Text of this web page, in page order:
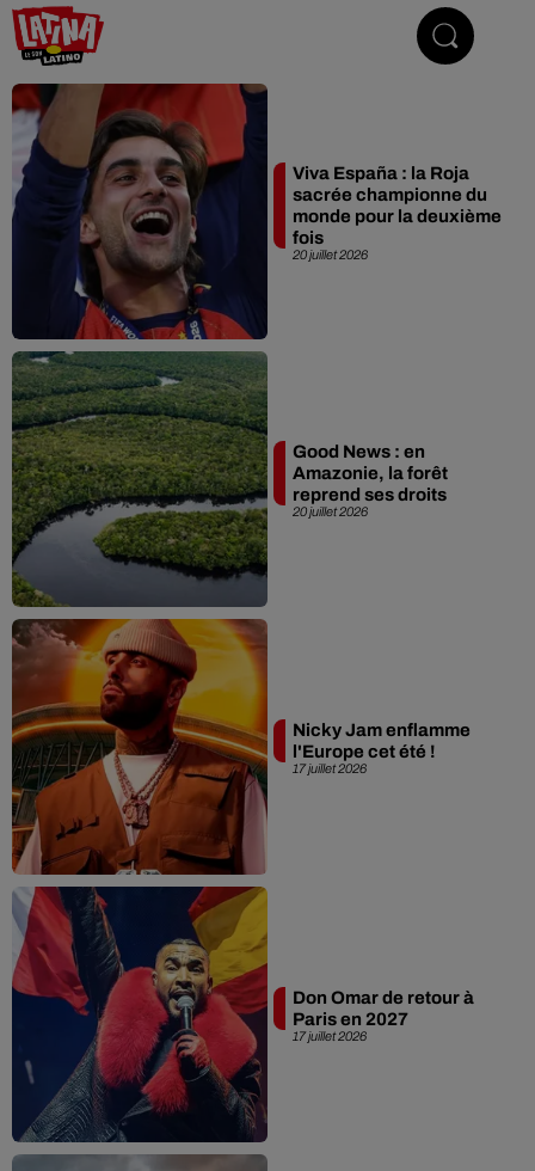
20 juillet 2026
Viva España : la Roja
sacrée championne du
monde pour la deuxième
fois
20 juillet 2026
Good News : en
Amazonie, la forêt
reprend ses droits
17 juillet 2026
Nicky Jam enflamme
l'Europe cet été !
17 juillet 2026
Don Omar de retour à
Paris en 2027